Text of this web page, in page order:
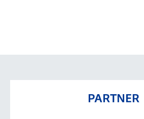
PARTNER